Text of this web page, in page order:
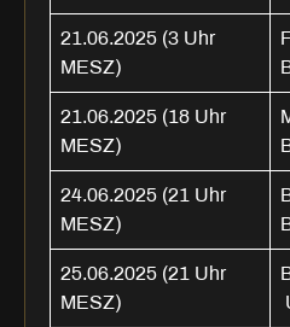
21.06.2025 (3 Uhr
MESZ)
21.06.2025 (18 Uhr
MESZ)
24.06.2025 (21 Uhr
MESZ)
25.06.2025 (21 Uhr
MESZ)